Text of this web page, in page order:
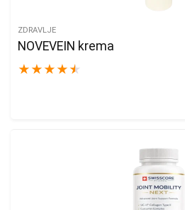
ZDRAVLJE
NOVEVEIN krema
★ ★ ★ ★ ★